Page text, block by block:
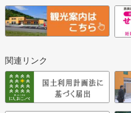
関連リンク